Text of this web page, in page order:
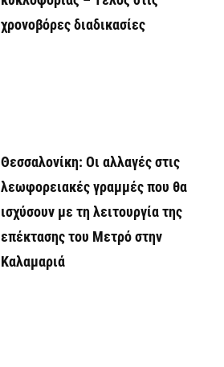
χρονοβόρες διαδικασίες
Θεσσαλονίκη: Οι αλλαγές στις
λεωφορειακές γραμμές που θα
ισχύσουν με τη λειτουργία της
επέκτασης του Μετρό στην
Καλαμαριά